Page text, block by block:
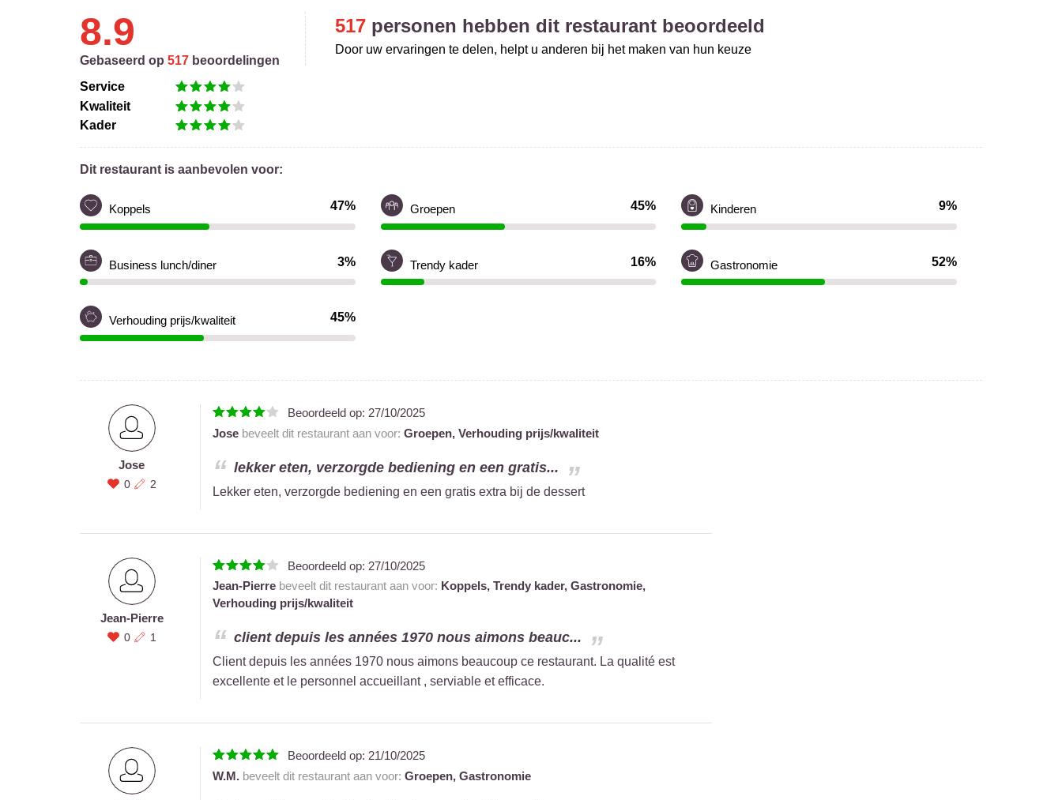
8.9
Gebaseerd op 517 beoordelingen
Service
Kwaliteit
Kader
517 personen hebben dit restaurant beoordeeld
Door uw ervaringen te delen, helpt u anderen bij het maken van hun keuze
Dit restaurant is aanbevolen voor:
Koppels 47% Groepen 45% Kinderen 9%
Business lunch/diner 3% Trendy kader 16% Gastronomie 52%
Verhouding prijs/kwaliteit 45%
Jose
0 2
Beoordeeld op: 27/10/2025
Josebeveelt dit restaurant aan voor: Groepen, Verhouding prijs/kwaliteit
lekker eten, verzorgde bediening en een gratis...
Lekker eten, verzorgde bediening en een gratis extra bij de dessert
Jean-Pierre
0 1
Beoordeeld op: 27/10/2025
Jean-Pierrebeveelt dit restaurant aan voor: Koppels, Trendy kader, Gastronomie,
Verhouding prijs/kwaliteit
client depuis les années 1970 nous aimons beauc...
Client depuis les années 1970 nous aimons beaucoup ce restaurant. La qualité est
excellente et le personnel accueillant , serviable et efficace.
Beoordeeld op: 21/10/2025
W.M.beveelt dit restaurant aan voor: Groepen, Gastronomie